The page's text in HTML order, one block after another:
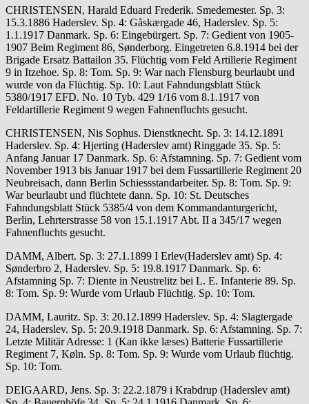
CHRISTENSEN, Harald Eduard Frederik. Smedemester. Sp. 3:
15.3.1886 Haderslev. Sp. 4: Gåskærgade 46, Haderslev. Sp. 5:
1.1.1917 Danmark. Sp. 6: Eingebürgert. Sp. 7: Gedient von 1905-
1907 Beim Regiment 86, Sønderborg. Eingetreten 6.8.1914 bei der
Brigade Ersatz Battailon 35. Flüchtig vom Feld Artillerie Regiment
9 in Itzehoe. Sp. 8: Tom. Sp. 9: War nach Flensburg beurlaubt und
wurde von da Flüchtig. Sp. 10: Laut Fahndungsblatt Stück
5380/1917 EFD. No. 10 Tyb. 429 1/16 vom 8.1.1917 von
Feldartillerie Regiment 9 wegen Fahnenfluchts gesucht.
CHRISTENSEN, Nis Sophus. Dienstknecht. Sp. 3: 14.12.1891
Haderslev. Sp. 4: Hjerting (Haderslev amt) Ringgade 35. Sp. 5:
Anfang Januar 17 Danmark. Sp. 6: Afstamning. Sp. 7: Gedient vom
November 1913 bis Januar 1917 bei dem Fussartillerie Regiment 20
Neubreisach, dann Berlin Schiessstandarbeiter. Sp. 8: Tom. Sp. 9:
War beurlaubt und flüchtete dann. Sp. 10: St. Deutsches
Fahndungsblatt Stück 5385/4 von dem Kommandanturgericht,
Berlin, Lehrterstrasse 58 von 15.1.1917 Abt. II a 345/17 wegen
Fahnenfluchts gesucht.
DAMM, Albert. Sp. 3: 27.1.1899 I Erlev(Haderslev amt) Sp. 4:
Sønderbro 2, Haderslev. Sp. 5: 19.8.1917 Danmark. Sp. 6:
Afstamning Sp. 7: Diente in Neustrelitz bei L. E. Infanterie 89. Sp.
8: Tom. Sp. 9: Wurde vom Urlaub Flüchtig. Sp. 10: Tom.
DAMM, Lauritz. Sp. 3: 20.12.1899 Haderslev. Sp. 4: Slagtergade
24, Haderslev. Sp. 5: 20.9.1918 Danmark. Sp. 6: Afstamning. Sp. 7:
Letzte Militär Adresse: 1 (Kan ikke læses) Batterie Fussartillerie
Regiment 7, Køln. Sp. 8: Tom. Sp. 9: Wurde vom Urlaub flüchtig.
Sp. 10: Tom.
DEIGAARD, Jens. Sp. 3: 22.2.1879 i Krabdrup (Haderslev amt)